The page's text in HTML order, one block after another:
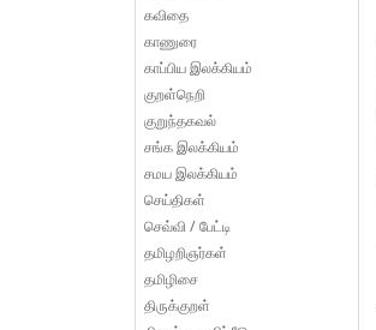
கவிதை
காணுரை
காப்பிய இலக்கியம்
குறள்நெறி
குறுந்தகவல்
சங்க இலக்கியம்
சமய இலக்கியம்
செய்திகள்
செவ்வி / பேட்டி
தமிழறிஞர்கள்
தமிழிசை
திருக்குறள்